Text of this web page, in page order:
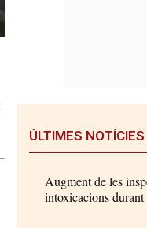
ÚLTIMES
Augment de les
intoxicacions durant